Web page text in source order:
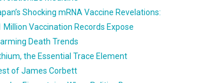
Shocking mRNA Vaccine Revelations:
Million Vaccination Records Expose
Death Trends
the Essential Trace Element
of James Corbett